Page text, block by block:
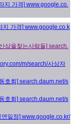
지 가격] www.google.co.
지 가격] www.google.co.k
삼을찾는사람들] search.
m/search/사상자
호회] search.daum.net/s
호회] search.daum.net/s
연일정] www.google.co.kr/